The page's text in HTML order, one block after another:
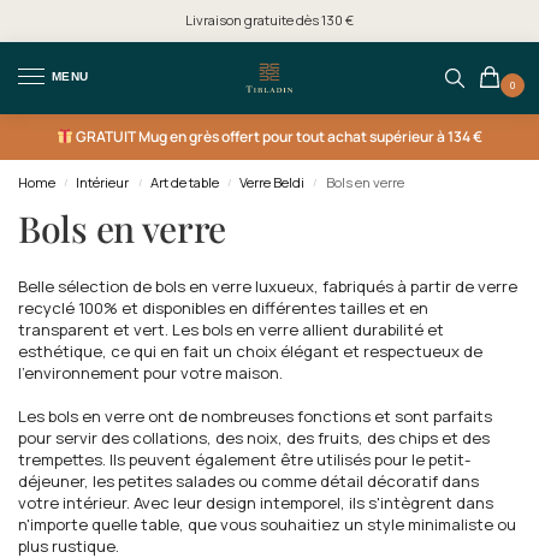
Livraison gratuite dès 130 €
MENU
0
GRATUITMug en grès offert pour tout achat supérieur à 134 €
Home / Intérieur / Art de table / Verre Beldi / Bols en verre
Bols en verre
Belle sélection de bols en verre luxueux, fabriqués à partir de verre
recyclé 100% et disponibles en différentes tailles et en
transparent et vert. Les bols en verre allient durabilité et
esthétique, ce qui en fait un choix élégant et respectueux de
l'environnement pour votre maison.
Les bols en verre ont de nombreuses fonctions et sont parfaits
pour servir des collations, des noix, des fruits, des chips et des
trempettes. Ils peuvent également être utilisés pour le petit-
déjeuner, les petites salades ou comme détail décoratif dans
votre intérieur. Avec leur design intemporel, ils s'intègrent dans
n'importe quelle table, que vous souhaitiez un style minimaliste ou
plus rustique.